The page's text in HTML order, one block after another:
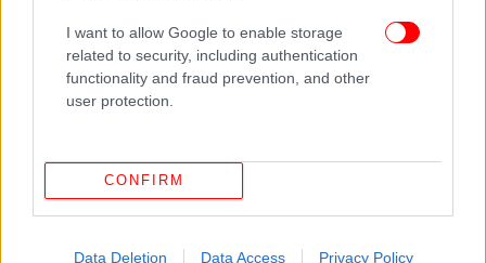
I want to allow Google to enable storage
related to security, including authentication
functionality and fraud prevention, and other
user protection.
CONFIRM
Data Deletion Data Access Privacy Policy